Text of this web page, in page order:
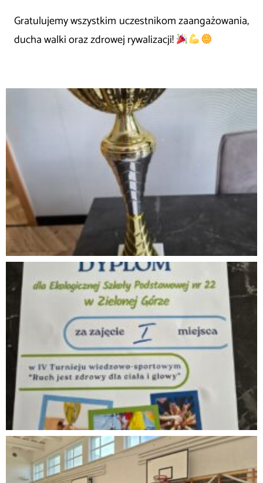
Gratulujemy wszystkim uczestnikom zaangażowania,
ducha walki oraz zdrowej rywalizacji!